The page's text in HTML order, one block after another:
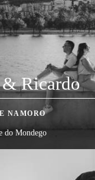
Ricardo
NAMORO
do Mondego